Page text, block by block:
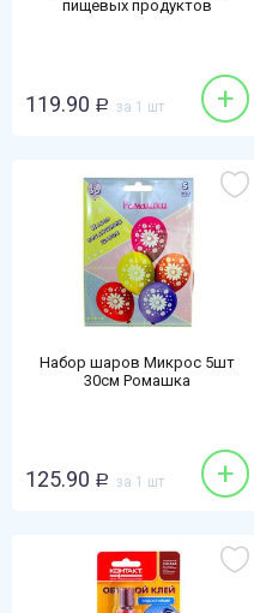
пищевых продуктов
119.90 Р за 1 шт +
Набор шаров Микрос 5шт
30см Ромашка
125.90 Р за 1 шт +